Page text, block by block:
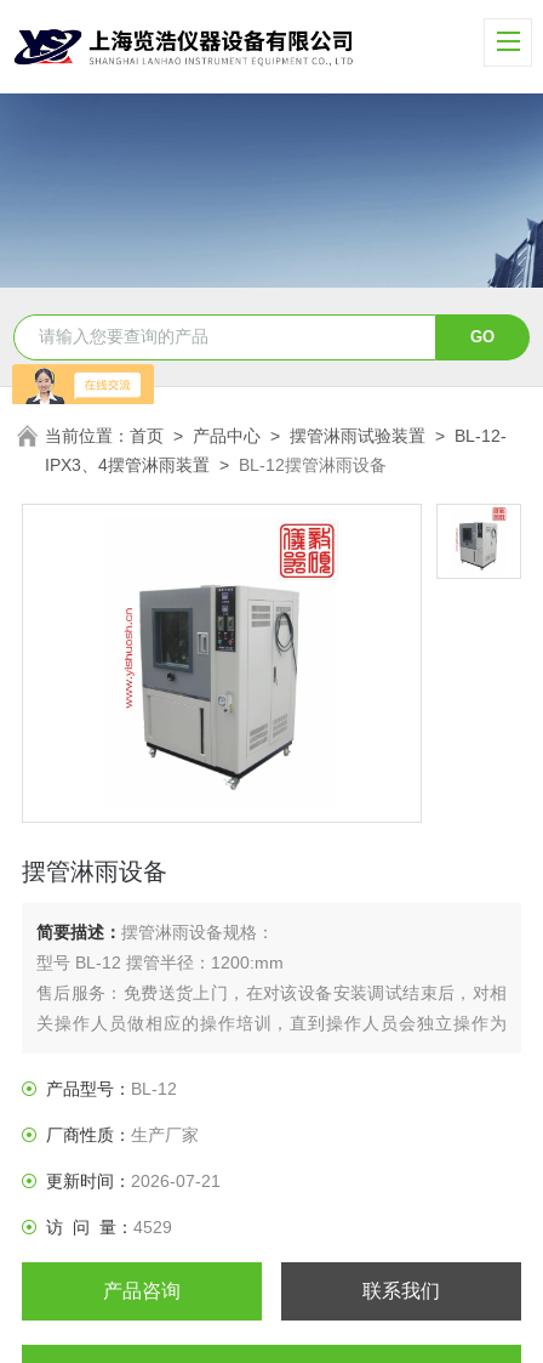
当前位置：首页 > 产品中心 >摆管淋雨试验装置 > BL-12-
IPX3、4摆管淋雨装置 > BL-12摆管淋雨设备
摆管淋雨设备
简要描述： 摆管淋雨设备规格：
型号 BL-12 摆管半径：1200:mm
售后服务：免费送货上门，在对该设备安装调试结束后，对相
关操作人员做相应的操作培训，直到操作人员会独立操作为
产品型号： BL-12
厂商性质： 生产厂家
更新时间： 2026-07-21
访 问 量： 4529
产品咨询 联系我们